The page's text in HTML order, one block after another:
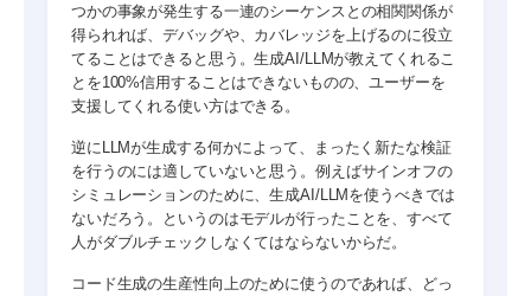
つかの事象が発生する一連のシーケンスとの相関関係が
得られれば、デバッグや、カバレッジを上げるのに役立
てることはできると思う。生成AI/LLMが教えてくれるこ
とを100%信用することはできないものの、ユーザーを
支援してくれる使い方はできる。
逆にLLMが生成する何かによって、まったく新たな検証
を行うのには適していないと思う。例えばサインオフの
シミュレーションのために、生成AI/LLMを使うべきでは
ないだろう。というのはモデルが行ったことを、すべて
人がダブルチェックしなくてはならないからだ。
コード生成の生産性向上のために使うのであれば、どっ